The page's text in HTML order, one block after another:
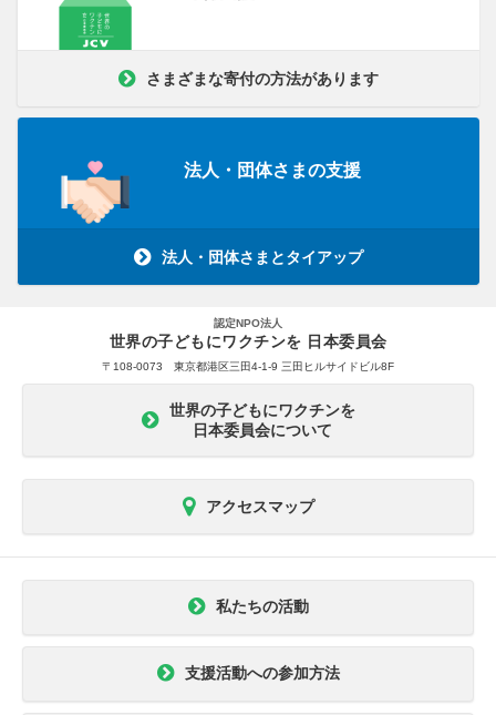
さまざまな寄付の方法があります
法人・団体さまの支援
法人・団体さまとタイアップ
認定NPO法人
世界の子どもにワクチンを 日本委員会
〒108-0073 東京都港区三田4-1-9 三田ヒルサイドビル8F
世界の子どもにワクチンを
日本委員会について
アクセスマップ
私たちの活動
支援活動への参加方法